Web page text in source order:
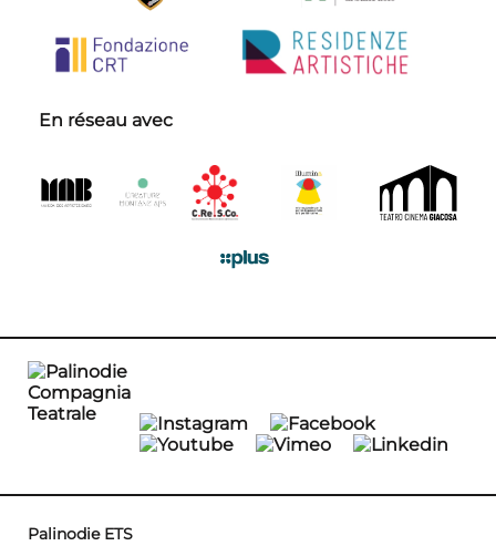
En réseau avec
Palinodie ETS